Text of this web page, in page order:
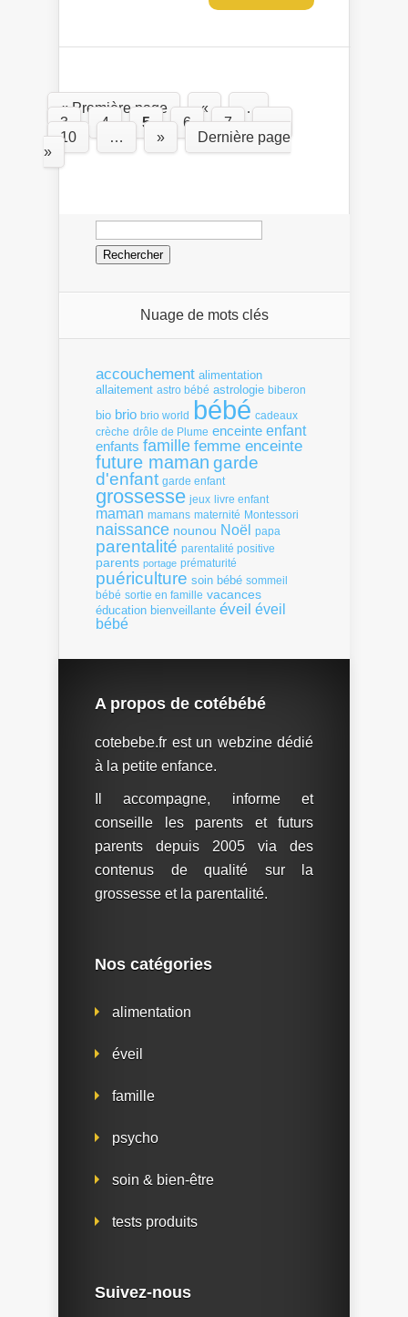
« Première page «
…
3
4 5 6 7
…
10
… »
Dernière page
»
Rechercher :
Nuage de mots clés
accouchement alimentation
allaitement astro bébé astrologie biberon
bio brio brio world bébé cadeaux
crèche drôle de Plume enceinte enfant
enfants famille femme enceinte
future maman garde
d'enfant garde enfant
grossesse jeux livre enfant
maman mamans maternité Montessori
naissance nounou Noël papa
parentalité parentalité positive
parents portage prématurité
puériculture soin bébé sommeil
bébé sortie en famille vacances
éducation bienveillante éveil éveil
bébé
A propos de cotébébé
cotebebe.fr est un webzine dédié
à la petite enfance.
Il accompagne, informe et
conseille les parents et futurs
parents depuis 2005 via des
contenus de qualité sur la
grossesse et la parentalité.
Nos catégories
alimentation
éveil
famille
psycho
soin & bien-être
tests produits
Suivez-nous